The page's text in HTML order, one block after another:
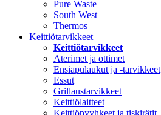
Pure Waste
South West
Thermos
Keittiötarvikkeet
Keittiötarvikkeet
Aterimet ja ottimet
Ensiapulaukut ja -tarvikkeet
Essut
Grillaustarvikkeet
Keittiölaitteet
Keittiöpyyhkeet ja tiskirätit